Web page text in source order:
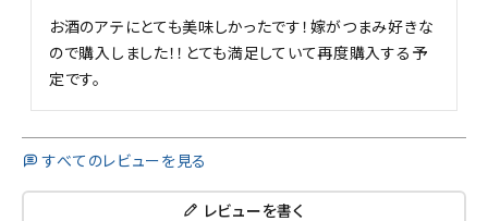
お酒のアテにとても美味しかったです！嫁がつまみ好きな
ので購入しました！！とても満足していて再度購入する予
定です。
すべてのレビューを見る
レビューを書く